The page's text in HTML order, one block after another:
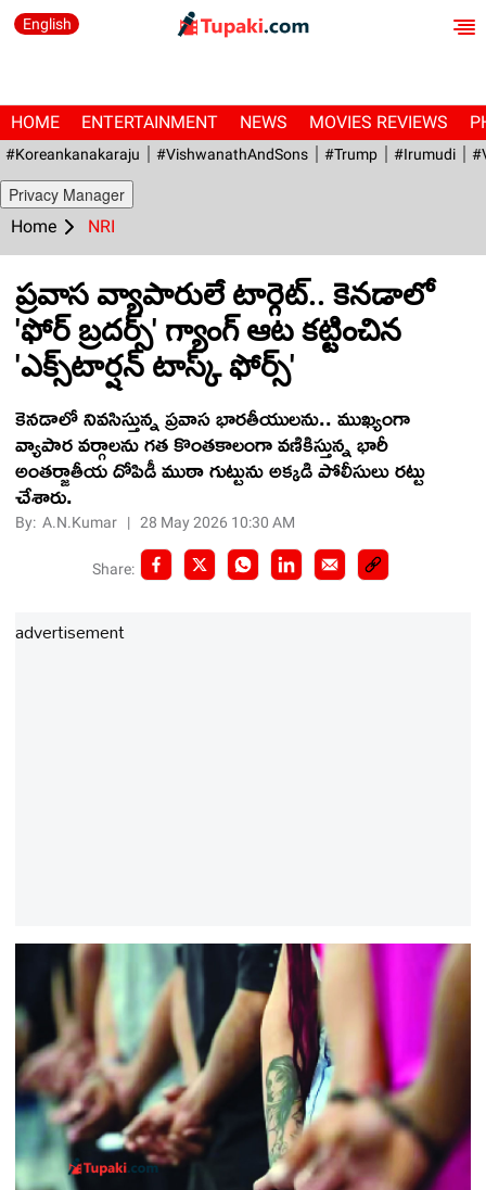
English
HOME ENTERTAINMENT NEWS MOVIES REVIEWS
#Koreankanakaraju #VishwanathAndSons #Trump #irumudi
Privacy Manager
Home NRI
ప్రవాస వ్యాపారులే టార్గెట్.. కెనడాలో
'ఫోర్ బ్రదర్స్' గ్యాంగ్ ఆట కట్టించిన
'ఎక్స్‌టార్షన్ టాస్క్ ఫోర్స్'
కెనడాలో నివసిస్తున్న ప్రవాస భారతీయులను.. ముఖ్యంగా
వ్యాపార వర్గాలను గత కొంతకాలంగా వణికిస్తున్న భారీ
అంతర్జాతీయ దోపిడీ ముఠా గుట్టును అక్కడి పోలీసులు రట్టు
చేశారు.
By:A.N.Kumar |28 May 2026 10:30 AM
Share:
advertisement